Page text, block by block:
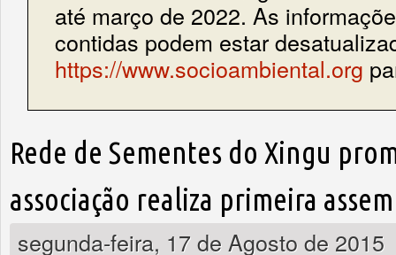
até março de 2022. As
contidas podem estar
https://www.socioambiental.org
Rede de Sementes do Xingu
associação realiza primeira
segunda-feira, 17 de Agosto de 2015